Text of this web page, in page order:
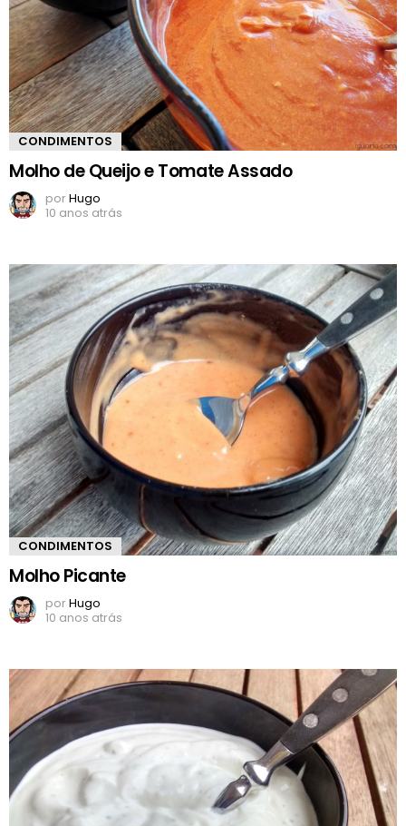
CONDIMENTOS
Molho de Queijo e Tomate Assado
porHugo
10 anos atrás
CONDIMENTOS
Molho Picante
porHugo
10 anos atrás